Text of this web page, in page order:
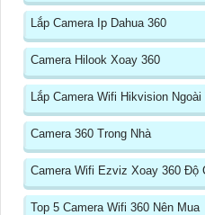
Lắp Camera Ip Dahua 360
Camera Hilook Xoay 360
Lắp Camera Wifi Hikvision
Camera 360 Trong Nhà
Camera Wifi Ezviz Xoay 360 Độ
Top 5 Camera Wifi 360 Nên Mua